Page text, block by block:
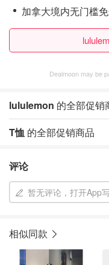
加拿大境内无门槛免
Dealmoon may be
lululemon 的全部促销
T恤 的全部促销商品
评论
暂无评论，打开App
相似同款